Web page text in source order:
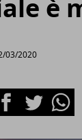
è
03/2020
FacebookTwitter